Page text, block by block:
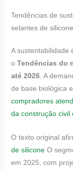
Tendências de
selantes de silicone
A sustentabilidade
o Tendências do
até 2026. A
de base biológica
compradores
da construção civil
O texto original
de siliconeO
em 2025, com